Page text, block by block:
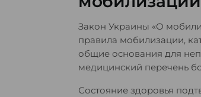
Закон Украины «О
правила мобилизации,
общие основания для
медицинский перечень
Состояние здоровья